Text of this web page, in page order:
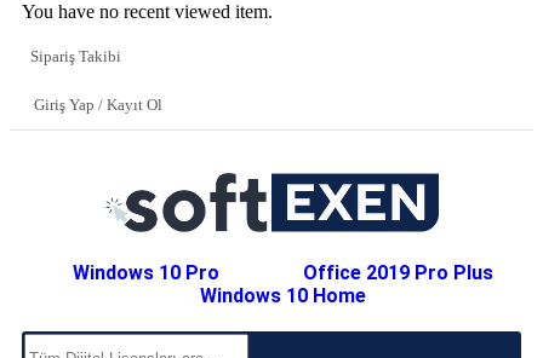
You have no recent viewed item.
Sipariş Takibi
Giriş Yap / Kayıt Ol
Windows 10 Pro
Office 2019 Pro Plus
Windows 10 Home